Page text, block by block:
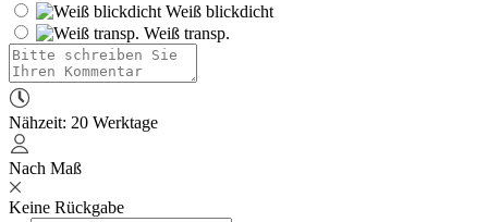
Weiß blickdicht
Weiß transp.
Nähzeit: 20 Werktage
Nach Maß
Keine Rückgabe